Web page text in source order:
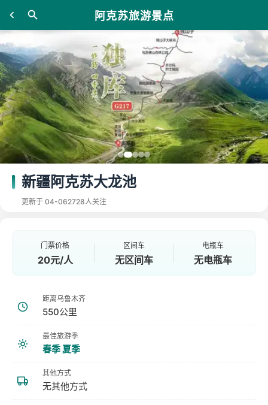
阿克苏旅游景点
新疆阿克苏大龙池
更新于 04-062728人关注
门票价格
20元/人
区间车
无区间车
电瓶车
无电瓶车
距离乌鲁木齐
550公里
最佳旅游季
春季 夏季
其他方式
无其他方式